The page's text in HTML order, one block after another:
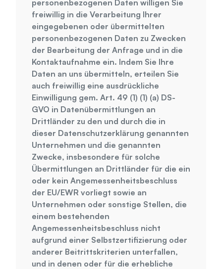
personenbezogenen Daten willigen Sie
freiwillig in die Verarbeitung Ihrer
eingegebenen oder übermittelten
personenbezogenen Daten zu Zwecken
der Bearbeitung der Anfrage und in die
Kontaktaufnahme ein. Indem Sie Ihre
Daten an uns übermitteln, erteilen Sie
auch freiwillig eine ausdrückliche
Einwilligung gem. Art. 49 (1) (1) (a) DS-
GVO in Datenübermittlungen an
Drittländer zu den und durch die in
dieser Datenschutzerklärung genannten
Unternehmen und die genannten
Zwecke, insbesondere für solche
Übermittlungen an Drittländer für die ein
oder kein Angemessenheitsbeschluss
der EU/EWR vorliegt sowie an
Unternehmen oder sonstige Stellen, die
einem bestehenden
Angemessenheitsbeschluss nicht
aufgrund einer Selbstzertifizierung oder
anderer Beitrittskriterien unterfallen,
und in denen oder für die erhebliche